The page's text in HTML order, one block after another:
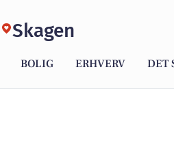
Skagen
BOLIG ERHVERV DET